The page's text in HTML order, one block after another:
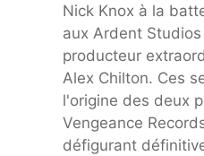
Nick Knox à la
aux Ardent
producteur
Alex Chilton. Ces
l'origine des deux
Vengeance
défigurant